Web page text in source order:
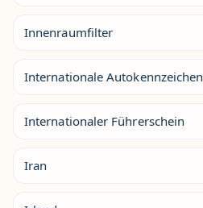
Innenraumfilter
Internationale Autokennzeichen
Internationaler Führerschein
Iran